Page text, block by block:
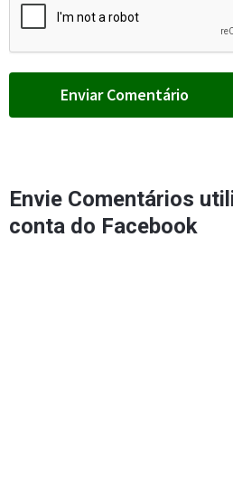
Envie Comentários
conta do Facebook